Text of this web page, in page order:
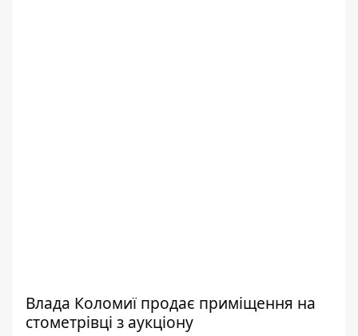
Влада Коломиї продає приміщення на
стометрівці з аукціону